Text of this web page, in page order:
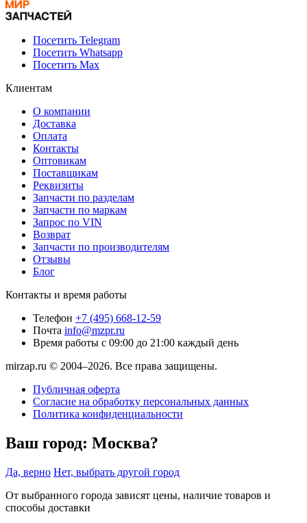
Посетить Telegram
Посетить Whatsapp
Посетить Max
Клиентам
О компании
Доставка
Оплата
Контакты
Оптовикам
Поставщикам
Реквизиты
Запчасти по разделам
Запчасти по маркам
Запрос по VIN
Возврат
Запчасти по производителям
Отзывы
Блог
Контакты и время работы
Телефон +7 (495) 668-12-59
Почта info@mzpr.ru
Время работы с 09:00 до 21:00 каждый день
mirzap.ru © 2004–2026. Все права защищены.
Публичная оферта
Согласие на обработку персональных данных
Политика конфиденциальности
Ваш город: Москва?
Да, верно Нет, выбрать другой город
От выбранного города зависят цены, наличие товаров и
способы доставки